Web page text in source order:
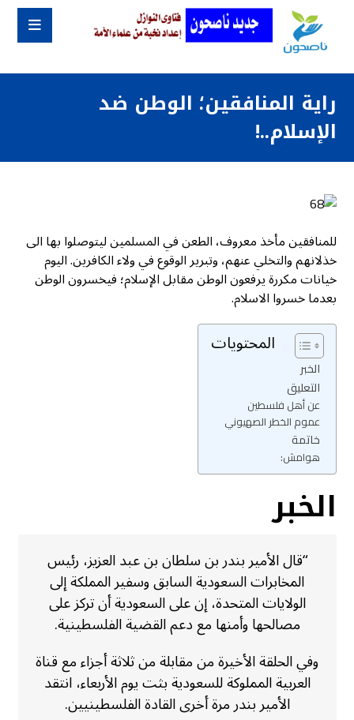
راية المنافقين؛ الوطن ضد
الإسلام..!
للمنافقين مأخذ معروف، الطعن في المسلمين ليتوصلوا بها الى
خذلانهم والتخلي عنهم، وتبرير الوقوع في ولاء الكافرين. اليوم
خيانات مكررة يرفعون الوطن مقابل الإسلام؛ فيخسرون الوطن
بعدما خسروا الاسلام.
المحتويات
الخبر
التعليق
عن أهل فلسطين
عموم الخطر الصهيوني
خاتمة
هوامش:
الخبر
“قال الأمير بندر بن سلطان بن عبد العزيز، رئيس
المخابرات السعودية السابق وسفير المملكة إلى
الولايات المتحدة، إن على السعودية أن تركز على
مصالحها وأمنها مع دعم القضية الفلسطينية.
وفي الحلقة الأخيرة من مقابلة من ثلاثة أجزاء مع قناة
العربية المملوكة للسعودية بثت يوم الأربعاء، انتقد
الأمير بندر مرة أخرى القادة الفلسطينيين.